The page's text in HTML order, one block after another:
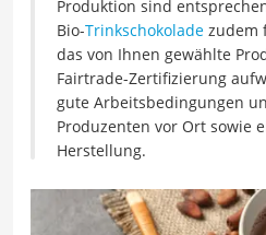
Produktion sind
Bio-Trinkschokolade zudem
das von Ihnen gewählte
Fairtrade-Zertifizierung
gute Arbeitsbedingungen
Produzenten vor Ort sowie
Herstellung.